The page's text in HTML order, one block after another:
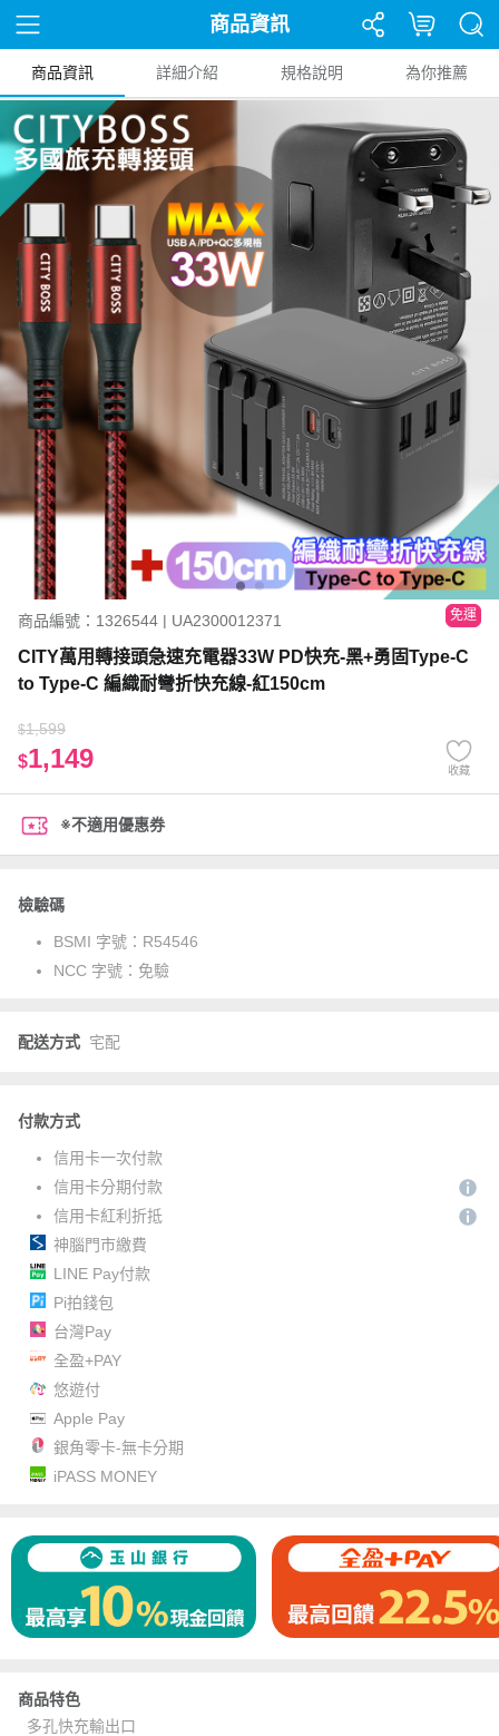
商品資訊
商品資訊 詳細介紹 規格說明 為你推薦
商品編號：1326544 | UA2300012371 免運
CITY萬用轉接頭急速充電器33W PD快充-黑+勇固Type-C
to Type-C 編織耐彎折快充線-紅150cm
$1,599
$1,149 收藏
※不適用優惠券
檢驗碼
BSMI 字號： R54546
NCC 字號： 免驗
配送方式 宅配
付款方式
信用卡一次付款
信用卡分期付款
信用卡紅利折抵
神腦門市繳費
LINE Pay付款
Pi拍錢包
台灣Pay
全盈+PAY
悠遊付
Apple Pay
銀角零卡-無卡分期
iPASS MONEY
商品特色
多孔快充輸出口